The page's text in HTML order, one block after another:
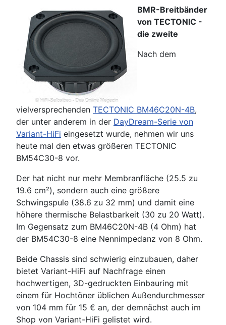
BMR-Breitbänder
von TECTONIC -
die zweite
Nach dem
vielversprechenden TECTONIC BM46C20N-4B,
der unter anderem in der DayDream-Serie von
Variant-HiFi eingesetzt wurde, nehmen wir uns
heute mal den etwas größeren TECTONIC
BM54C30-8 vor.
Der hat nicht nur mehr Membranfläche (25.5 zu
19.6 cm²), sondern auch eine größere
Schwingspule (38.6 zu 32 mm) und damit eine
höhere thermische Belastbarkeit (30 zu 20 Watt).
Im Gegensatz zum BM46C20N-4B (4 Ohm) hat
der BM54C30-8 eine Nennimpedanz von 8 Ohm.
Beide Chassis sind schwierig einzubauen, daher
bietet Variant-HiFi auf Nachfrage einen
hochwertigen, 3D-gedruckten Einbauring mit
einem für Hochtöner üblichen Außendurchmesser
von 104 mm für 15 € an, der demnächst auch im
Shop von Variant-HiFi gelistet wird.